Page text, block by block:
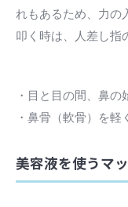
れもあるため、力の
叩く時は、人差し指
・目と目の間、鼻の
・鼻骨（軟骨）を軽
美容液を使うマ